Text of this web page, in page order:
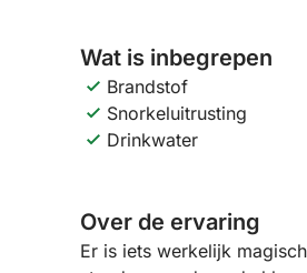
Wat is inbegrepen
Brandstof
Snorkeluitrusting
Drinkwater
Over de ervaring
Er is iets werkelijk